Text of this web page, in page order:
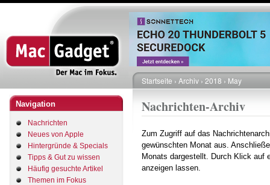
Direkt
zum
Inhalt
Navigation
Nachrichten
Neues von Apple
Hintergründe & Specials
Tipps & Gut zu wissen
Häufig gesuchte Artikel
Themen im Fokus
Pfadnavigation
Startseite Archiv 2018 May
Nachrichten-Archiv
Zum Zugriff auf das
gewünschten Monat aus.
Monats dargestellt. Durch Klick auf
anzeigen lassen.